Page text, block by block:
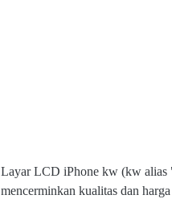
Layar LCD iPhone kw (kw alias
mencerminkan kualitas dan